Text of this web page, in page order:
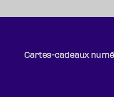
Cartes-cadeaux